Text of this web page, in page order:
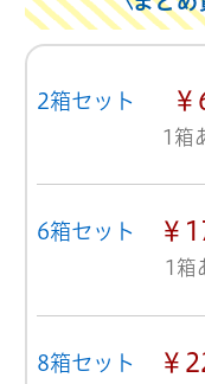
2箱セット
1箱
6箱セット ￥
1箱
8箱セット ￥